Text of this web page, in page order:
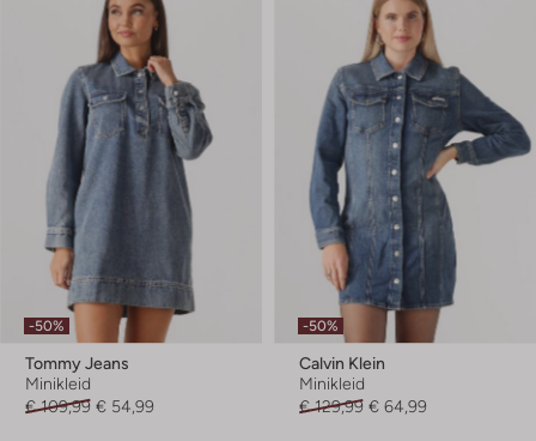
-50%
Tommy Jeans
Minikleid
€ 109,99 € 54,99
-50%
Calvin Klein
Minikleid
€ 129,99 € 64,99